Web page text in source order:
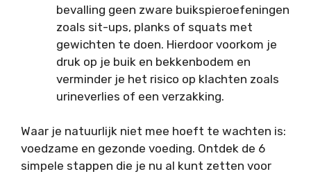
bevalling geen zware buikspieroefeningen
zoals sit-ups, planks of squats met
gewichten te doen. Hierdoor voorkom je
druk op je buik en bekkenbodem en
verminder je het risico op klachten zoals
urineverlies of een verzakking.
Waar je natuurlijk niet mee hoeft te wachten is:
voedzame en gezonde voeding. Ontdek de 6
simpele stappen die je nu al kunt zetten voor